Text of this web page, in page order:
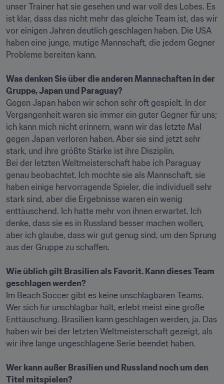
unser Trainer hat sie gesehen und war voll des Lobes. Es
ist klar, dass das nicht mehr das gleiche Team ist, das wir
vor einigen Jahren deutlich geschlagen haben. Die USA
haben eine junge, mutige Mannschaft, die jedem Gegner
Probleme bereiten kann.
Was denken Sie über die anderen Mannschaften in der
Gruppe, Japan und Paraguay?
Gegen Japan haben wir schon sehr oft gespielt. In der
Vergangenheit waren sie immer ein guter Gegner für uns;
ich kann mich nicht erinnern, wann wir das letzte Mal
gegen Japan verloren haben. Aber sie sind jetzt sehr
stark, und ihre größte Stärke ist ihre Disziplin.
Bei der letzten Weltmeisterschaft habe ich Paraguay
genau beobachtet. Ich mochte sie als Mannschaft, sie
haben einige hervorragende Spieler, die individuell sehr
stark sind, aber die Ergebnisse waren ein wenig
enttäuschend. Ich hatte mehr von ihnen erwartet. Ich
denke, dass sie es in Russland besser machen wollen,
aber ich glaube, dass wir gut genug sind, um den Sprung
aus der Gruppe zu schaffen.
Wie üblich gilt Brasilien als Favorit. Kann dieses Team
Im Beach Soccer gibt es keine unschlagbaren Teams.
Wer sich für unschlagbar hält, erlebt meist eine große
Enttäuschung. Brasilien kann geschlagen werden, ja. Das
haben wir bei der letzten Weltmeisterschaft gezeigt, als
wir ihre lange ungeschlagene Serie beendet haben.
Wer kann außer Brasilien und Russland noch um den